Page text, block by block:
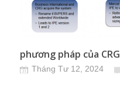
phương pháp của CRG
Tháng Tư 12, 2024